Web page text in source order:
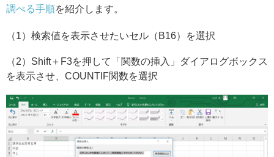
調べる手順を紹介します。
（1）検索値を表示させたいセル（B16）を選択
（2）Shift＋F3を押して「関数の挿入」ダイアログボックス
を表示させ、COUNTIF関数を選択